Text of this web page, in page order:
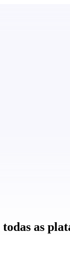
as